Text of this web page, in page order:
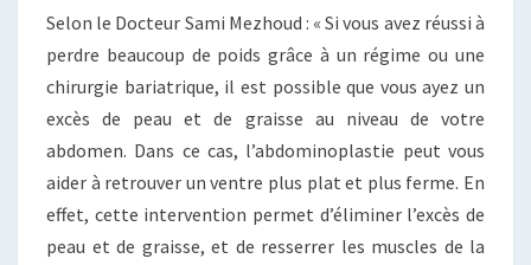
Selon le Docteur Sami Mezhoud : « Si vous avez réussi à
perdre beaucoup de poids grâce à un régime ou une
chirurgie bariatrique, il est possible que vous ayez un
excès de peau et de graisse au niveau de votre
abdomen. Dans ce cas, l’abdominoplastie peut vous
aider à retrouver un ventre plus plat et plus ferme. En
effet, cette intervention permet d’éliminer l’excès de
peau et de graisse, et de resserrer les muscles de la